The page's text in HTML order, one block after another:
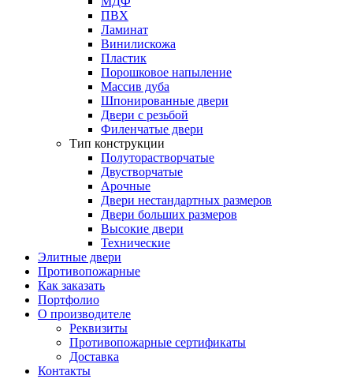
ПВХ
Ламинат
Винилискожа
Пластик
Порошковое напыление
Массив дуба
Шпонированные двери
Двери с резьбой
Филенчатые двери
Тип конструкции
Полуторастворчатые
Двустворчатые
Арочные
Двери нестандартных размеров
Двери больших размеров
Высокие двери
Технические
Элитные двери
Противопожарные
Как заказать
Портфолио
О производителе
Реквизиты
Противопожарные сертификаты
Доставка
Контакты